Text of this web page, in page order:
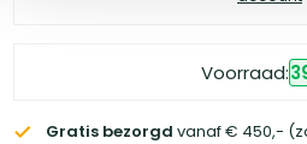
Voorraad:
Gratis bezorgd vanaf € 450,-